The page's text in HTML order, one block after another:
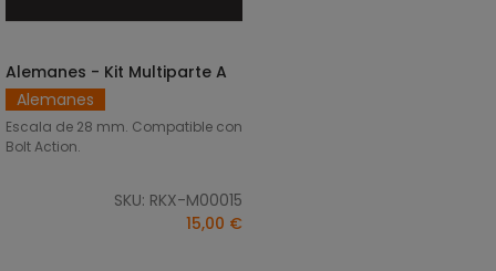
AÑADIR AL CARRITO
Alemanes - Kit Multiparte A
Alemanes
Escala de 28 mm. Compatible con
Bolt Action.
SKU: RKX-M00015
15,00 €